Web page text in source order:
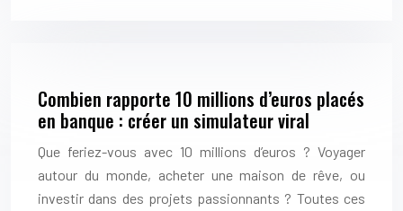
Combien rapporte 10 millions d’euros placés
en banque : créer un simulateur viral
Que feriez-vous avec 10 millions d’euros ? Voyager
autour du monde, acheter une maison de rêve, ou
investir dans des projets passionnants ? Toutes ces